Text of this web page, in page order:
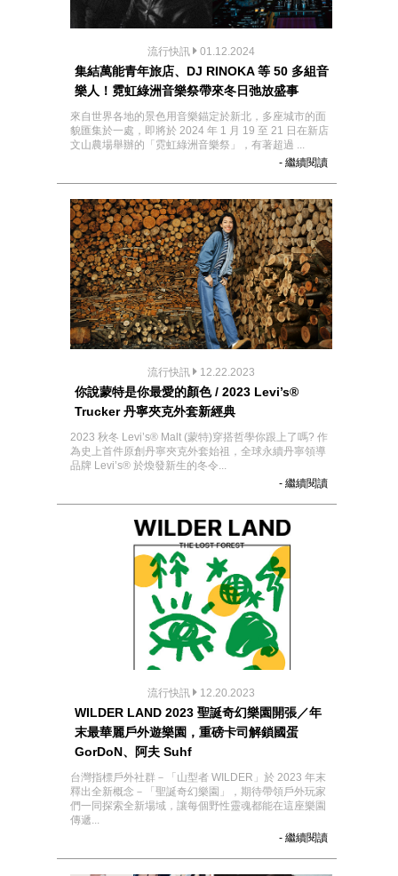
流行快訊 01.12.2024
集結萬能青年旅店、DJ RINOKA 等 50 多組音
樂人！霓虹綠洲音樂祭帶來冬日弛放盛事
來自世界各地的景色用音樂錨定於新北，多座城市的面
貌匯集於一處，即將於 2024 年 1 月 19 至 21 日在新店
文山農場舉辦的「霓虹綠洲音樂祭」，有著超過 ...
- 繼續閱讀
流行快訊 12.22.2023
你說蒙特是你最愛的顏色 / 2023 Levi’s®
Trucker 丹寧夾克外套新經典
2023 秋冬 Levi’s® Malt (蒙特)穿搭哲學你跟上了嗎? 作
為史上首件原創丹寧夾克外套始祖，全球永續丹寧領導
品牌 Levi’s® 於煥發新生的冬令...
- 繼續閱讀
流行快訊 12.20.2023
WILDER LAND 2023 聖誕奇幻樂園開張／年
末最華麗戶外遊樂園，重磅卡司解鎖國蛋
GorDoN、阿夫 Suhf
台灣指標戶外社群－「山型者 WILDER」於 2023 年末
釋出全新概念－「聖誕奇幻樂園」，期待帶領戶外玩家
們一同探索全新場域，讓每個野性靈魂都能在這座樂園
傳遞...
- 繼續閱讀